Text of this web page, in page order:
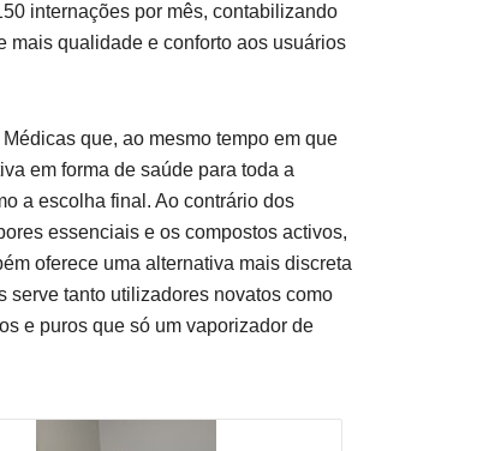
internações por mês, contabilizando
mais qualidade e conforto aos usuários
que, ao mesmo tempo em que
em forma de saúde para toda a
a escolha final. Ao contrário dos
essenciais e os compostos activos,
oferece uma alternativa mais discreta
serve tanto utilizadores novatos como
e puros que só um vaporizador de